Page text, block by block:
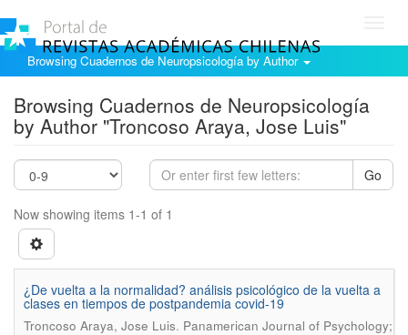
Browsing Cuadernos de Neuropsicología by Author
Browsing Cuadernos de Neuropsicología
by Author "Troncoso Araya, Jose Luis"
Go
Now showing items 1-1 of 1
¿De vuelta a la normalidad? análisis psicológico de la vuelta a
clases en tiempos de postpandemia covid-19
Troncoso Araya, Jose Luis. Panamerican Journal of Psychology;